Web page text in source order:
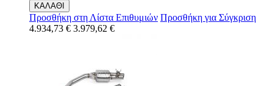
ΚΑΛΑΘΙ
Προσθήκη στη Λίστα Επιθυμιών Προσθήκη για Σύγκριση
4.934,73 € 3.979,62 €